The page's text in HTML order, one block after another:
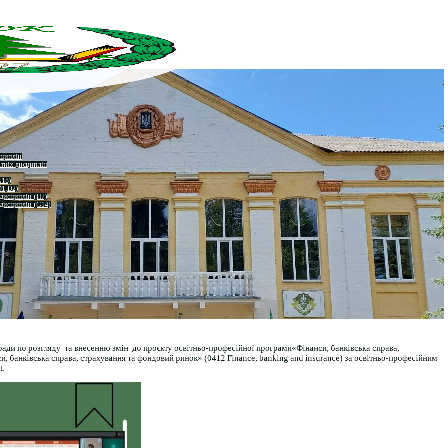
дисциплін
(H7)
(G14)
по розгляду та внесенню змін до проєкту освітньо-професійної програми«Фінанси, банківська справа,
банківська справа, страхування та фондовий ринок» (0412 Finance, banking and insurance) за освітньо-професійним